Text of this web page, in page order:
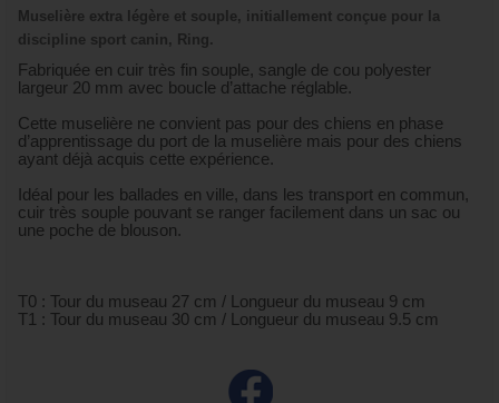
Muselière extra légère et souple, initiallement conçue pour la
discipline sport canin, Ring.
Fabriquée en cuir très fin souple, sangle de cou polyester
largeur 20 mm avec boucle d’attache réglable.
Cette muselière ne convient pas pour des chiens en phase
d’apprentissage du port de la muselière mais pour des chiens
ayant déjà acquis cette expérience.
Idéal pour les ballades en ville, dans les transport en commun,
cuir très souple pouvant se ranger facilement dans un sac ou
une poche de blouson.
T0 : Tour du museau 27 cm / Longueur du museau 9 cm
T1 : Tour du museau 30 cm / Longueur du museau 9.5 cm